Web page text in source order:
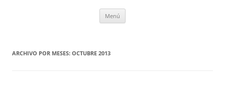
Menú
ARCHIVO POR MESES: OCTUBRE 2013